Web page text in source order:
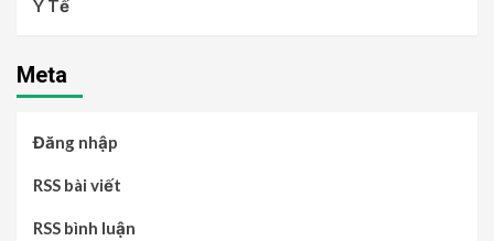
Y Tế
Meta
Đăng nhập
RSS bài viết
RSS bình luận